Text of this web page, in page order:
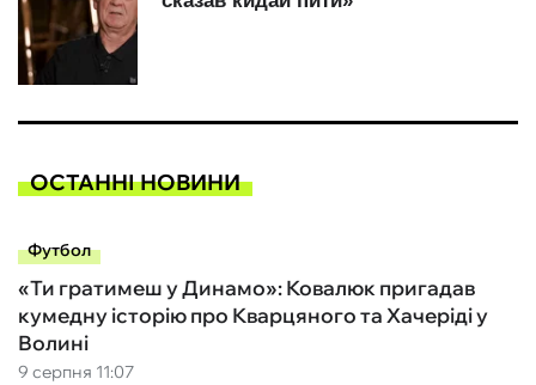
ОСТАННІ НОВИНИ
Футбол
9 серпня 11:07
«Ти гратимеш у Динамо»: Ковалюк пригадав
кумедну історію про Кварцяного та Хачеріді у
Волині